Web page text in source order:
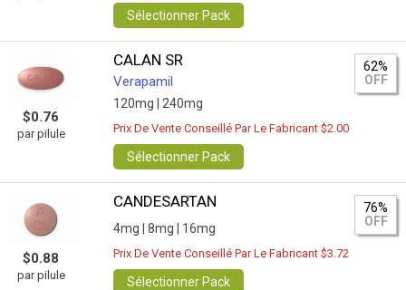
Sélectionner Pack
$0.76
par pilule
CALAN SR
Verapamil
120mg | 240mg
62%
OFF
Prix De Vente Conseillé Par Le Fabricant $2.00
Sélectionner Pack
$0.88
par pilule
CANDESARTAN
4mg | 8mg | 16mg
76%
OFF
Prix De Vente Conseillé Par Le Fabricant $3.72
Sélectionner Pack